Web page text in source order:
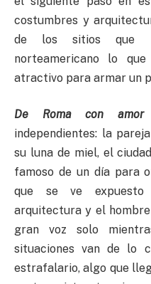
costumbres y
de los sitios que
norteamericano lo
atractivo para armar un
De Roma con amor
independientes: la
su luna de miel, el
famoso de un día para
que se ve
arquitectura y el
gran voz solo
situaciones van de lo
estrafalario, algo que